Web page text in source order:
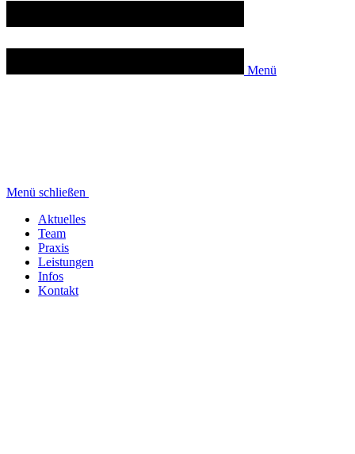
Menü
Menü schließen
Aktuelles
Team
Praxis
Leistungen
Infos
Kontakt